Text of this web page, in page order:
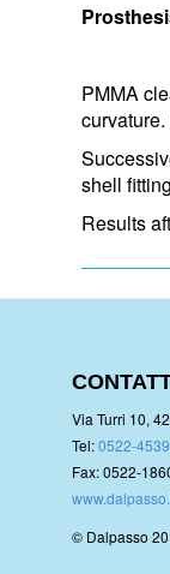
PMMA
shell
Results
Via Turri 10,
Tel:0522-
Fax: 0522-
© Dalpasso